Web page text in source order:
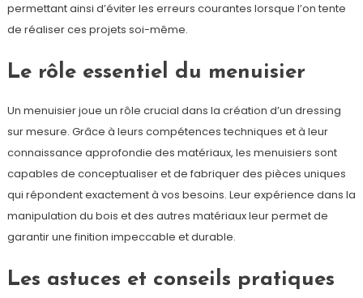
permettant ainsi d’éviter les erreurs courantes lorsque l’on tente
de réaliser ces projets soi-même.
Le rôle essentiel du menuisier
Un menuisier joue un rôle crucial dans la création d’un dressing
sur mesure. Grâce à leurs compétences techniques et à leur
connaissance approfondie des matériaux, les menuisiers sont
capables de conceptualiser et de fabriquer des pièces uniques
qui répondent exactement à vos besoins. Leur expérience dans la
manipulation du bois et des autres matériaux leur permet de
garantir une finition impeccable et durable.
Les astuces et conseils pratiques